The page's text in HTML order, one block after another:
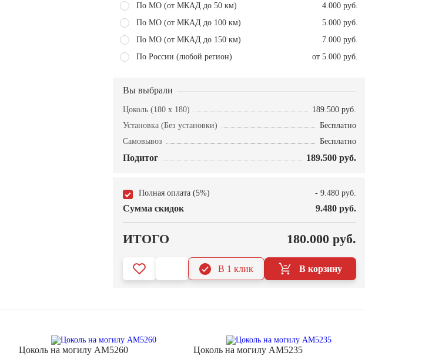
По МО (от МКАД до 50 км)
4.000 руб.
По МО (от МКАД до 100 км)
5.000 руб.
По МО (от МКАД до 150 км)
7.000 руб.
По России (любой регион)
от 5.000 руб.
Вы выбрали
Цоколь (180 x 180)
189.500 руб.
Установка (Без установки)
Бесплатно
Самовывоз
Бесплатно
Подитог 189.500 руб.
Полная оплата (5%) - 9.480 руб.
Сумма скидок 9.480 руб.
ИТОГО 180.000 руб.
В корзину
В 1 клик
Цоколь на могилу AM5260
Цоколь на могилу AM5235